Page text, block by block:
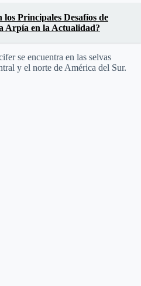
los Principales Desafíos de
Arpía en la Actualidad?
se encuentra en las selvas
y el norte de América del Sur.